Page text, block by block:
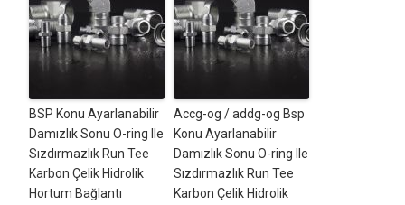
BSP Konu Ayarlanabilir
Damızlık Sonu O-ring Ile
Sızdırmazlık Run Tee
Karbon Çelik Hidrolik
Hortum Bağlantı
Accg-og / addg-og Bsp
Konu Ayarlanabilir
Damızlık Sonu O-ring Ile
Sızdırmazlık Run Tee
Karbon Çelik Hidrolik